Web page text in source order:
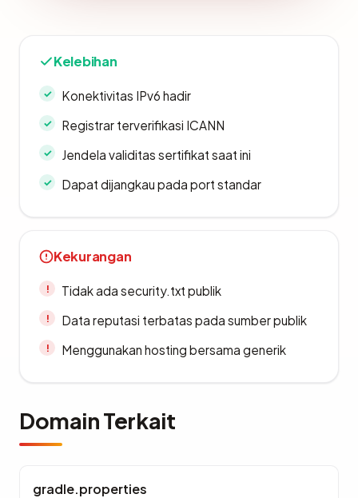
Kelebihan
Konektivitas IPv6 hadir
Registrar terverifikasi ICANN
Jendela validitas sertifikat saat ini
Dapat dijangkau pada port standar
Kekurangan
Tidak ada security.txt publik
Data reputasi terbatas pada sumber publik
Menggunakan hosting bersama generik
Domain Terkait
gradle.properties